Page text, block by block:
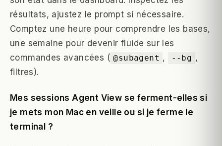
résultats, ajustez le prompt si nécessaire.
Comptez une heure pour comprendre les bases,
une semaine pour devenir fluide sur les
commandes avancées ( @subagent , --bg ,
filtres).
Mes sessions Agent View se ferment-elles si
je mets mon Mac en veille ou si je ferme le
terminal ?